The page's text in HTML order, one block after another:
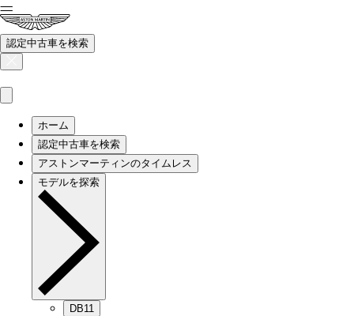
認定中古車を検索
ホーム
認定中古車を検索
アストンマーティンのタイムレス
モデルを探索
DB11